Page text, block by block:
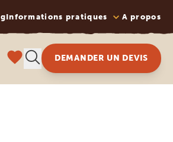
Informations pratiques A propos
DEMANDER UN DEVIS